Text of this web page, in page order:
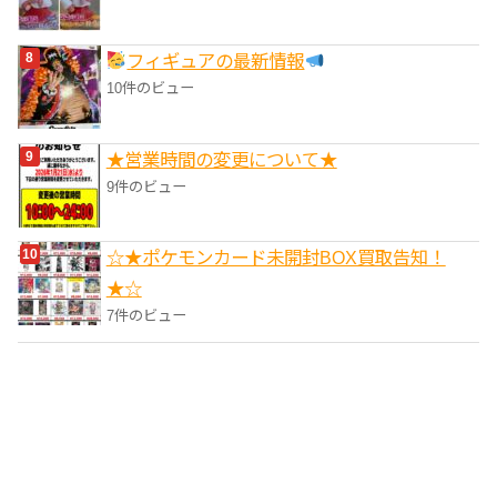
フィギュアの最新情報
10件のビュー
★営業時間の変更について★
9件のビュー
☆★ポケモンカード未開封BOX買取告知！
★☆
7件のビュー